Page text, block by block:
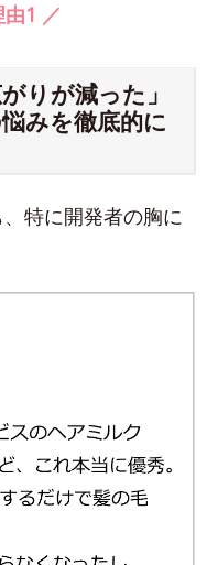
1 ／
りが減った」
みを徹底的に
特に開発者の胸に